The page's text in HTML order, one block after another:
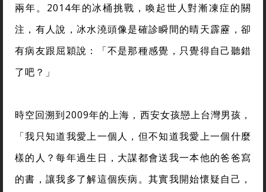
兩年。2014年的冰桶挑戰，喚起世人對漸凍症的關
注，有人說，冰水澆頭像是確診瞬間的晴天霹靂，卻
有病友跟屈穎說：「不是那種感覺，只覺得自己聽錯
了吧？」
時空回溯到2009年的上海，西安女孩戀上台灣男孩，
「我只知道我愛上一個人，但不知道我愛上一個什麼
樣的人？每年過生日，大謀都會送我一本他的爸爸寫
的書，讓我多了解這個疾病。其實我開始懷疑自己，